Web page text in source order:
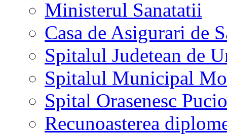
Ministerul Sanatatii
Casa de Asigurari de
Spitalul Judetean de
Spitalul Municipal
Spital Orasenesc
Recunoasterea